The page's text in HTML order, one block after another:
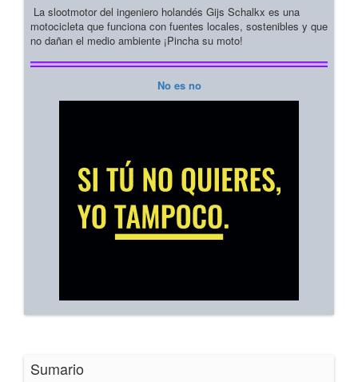
La slootmotor del ingeniero holandés Gijs Schalkx es una
motocicleta que funciona con fuentes locales, sostenibles y que
no dañan el medio ambiente ¡Pincha su moto!
No es no
Sumario